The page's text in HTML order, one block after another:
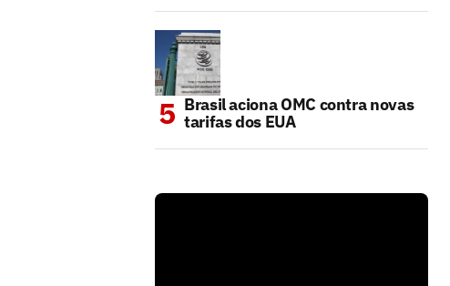
Brasil aciona OMC contra novas
tarifas dos EUA